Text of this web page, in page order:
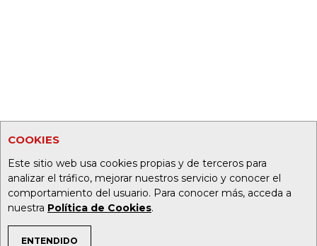
COOKIES
Este sitio web usa cookies propias y de terceros para
analizar el tráfico, mejorar nuestros servicio y conocer el
comportamiento del usuario. Para conocer más, acceda a
nuestra Política de Cookies.
ENTENDIDO